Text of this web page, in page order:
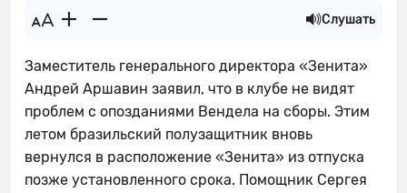
Слушать
Заместитель генерального директора «Зенита»
Андрей Аршавин заявил, что в клубе не видят
проблем с опозданиями Вендела на сборы. Этим
летом бразильский полузащитник вновь
вернулся в расположение «Зенита» из отпуска
позже установленного срока. Помощник Сергея